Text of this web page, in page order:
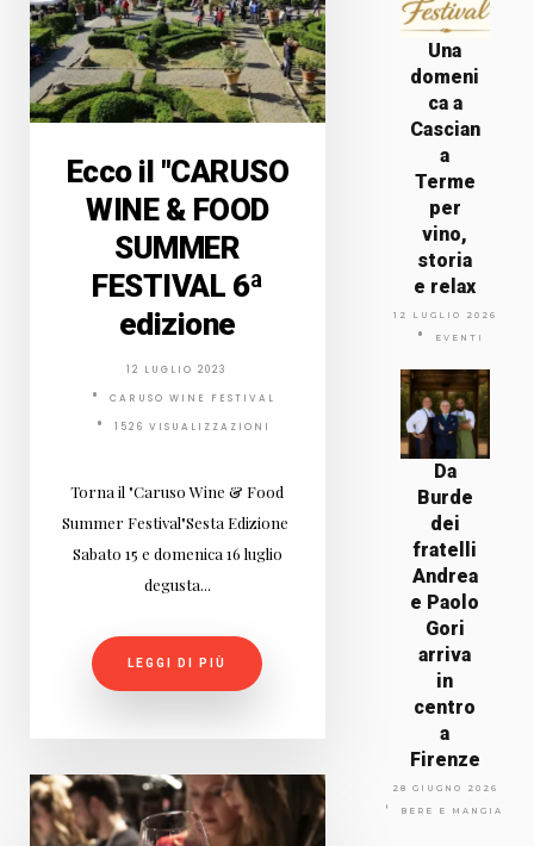
Ecco il "CARUSO
WINE & FOOD
SUMMER
FESTIVAL 6ª
edizione
12 LUGLIO 2023
CARUSO WINE FESTIVAL
1526 VISUALIZZAZIONI
Torna il "Caruso Wine & Food
Summer Festival"Sesta Edizione
Sabato 15 e domenica 16 luglio
degusta...
LEGGI DI PIÙ
Una
domeni
ca a
Cascian
a
Terme
per
vino,
storia
e relax
12 LUGLIO 2026
EVENTI
Da
Burde
dei
fratelli
Andrea
e Paolo
Gori
arriva
in
centro
a
Firenze
28 GIUGNO 2026
BERE E MANGIARE
Via
Arno